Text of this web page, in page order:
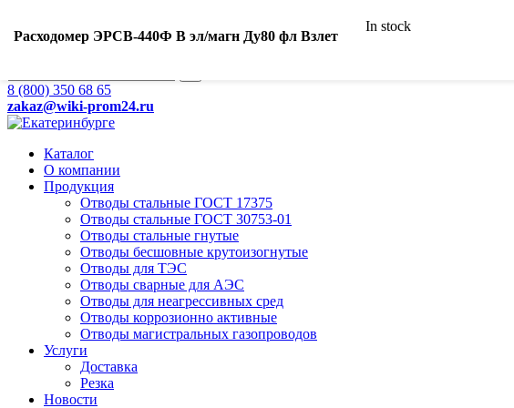
Екатеринбург
8 (800) 350 68 65
zakaz@wiki-prom24.ru
Каталог
О компании
Продукция
Отводы стальные ГОСТ 17375
Отводы стальные ГОСТ 30753-01
Отводы стальные гнутые
Отводы бесшовные крутоизогнутые
Отводы для ТЭС
Отводы сварные для АЭС
Отводы для неагрессивных сред
Отводы коррозионно активные
Отводы магистральных газопроводов
Услуги
Доставка
Резка
Новости
Расходомер ЭРСВ-440Ф В эл/магн Ду80 фл Взлет
In stock